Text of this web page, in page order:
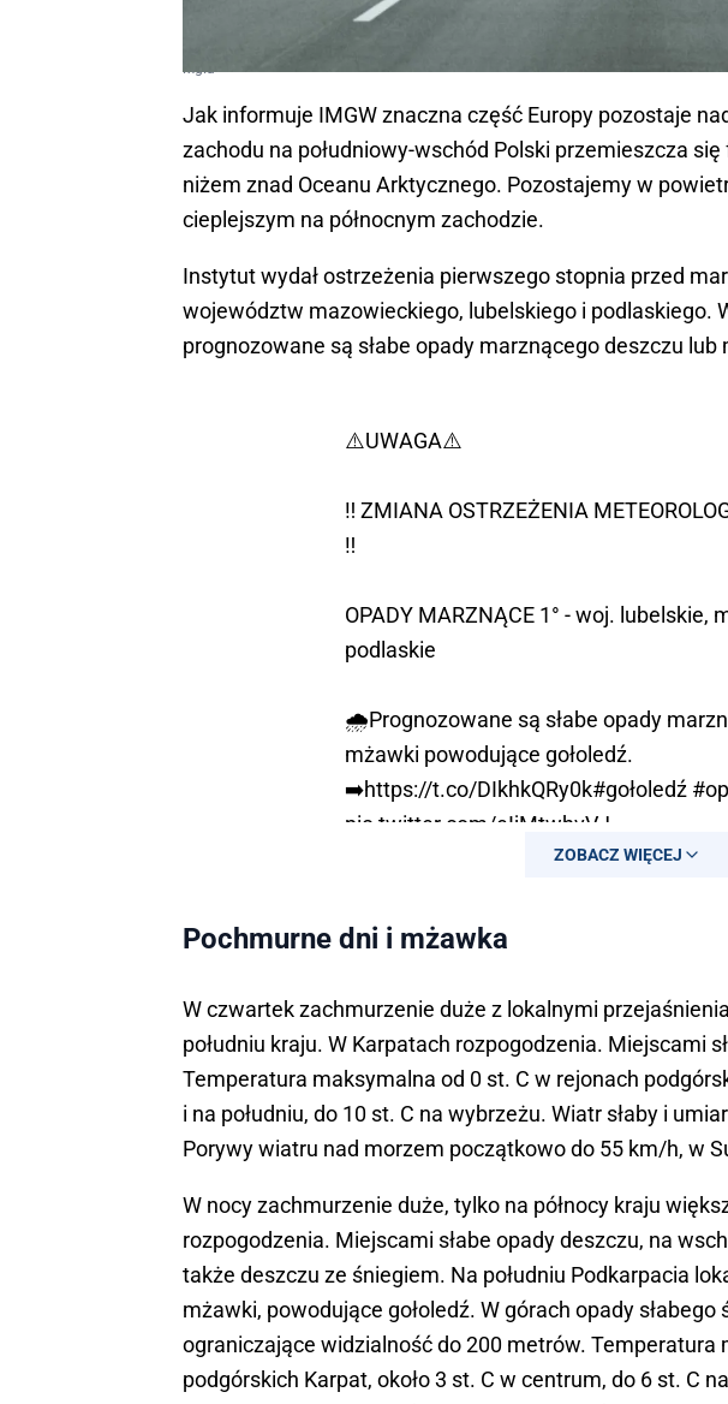
Mgła
Jak informuje IMGW znaczna część Europy pozostaje
zachodu na południowy-wschód Polski przemieszcza
niżem znad Oceanu Arktycznego. Pozostajemy w
cieplejszym na północnym zachodzie.
Instytut wydał ostrzeżenia pierwszego stopnia przed
województw mazowieckiego, lubelskiego i podlaskiego.
prognozowane są słabe opady marznącego deszczu lub
⚠️UWAGA⚠️
‼️ ZMIANA OSTRZEŻENIA
‼️
OPADY MARZNĄCE 1° - woj. lubelskie,
podlaskie
🌧️Prognozowane są słabe opady
mżawki powodujące gołoledź.
➡️https://t.co/DIkhkQRy0k#gołoledź
pic.twitter.com/eIjMtwhvVJ
ZOBACZ WIĘCEJ
Pochmurne dni i mżawka
W czwartek zachmurzenie duże z lokalnymi
południu kraju. W Karpatach rozpogodzenia. Miejscami
Temperatura maksymalna od 0 st. C w rejonach
i na południu, do 10 st. C na wybrzeżu. Wiatr słaby i
Porywy wiatru nad morzem początkowo do 55 km/h, w
W nocy zachmurzenie duże, tylko na północy kraju
rozpogodzenia. Miejscami słabe opady deszczu, na
także deszczu ze śniegiem. Na południu Podkarpacia
mżawki, powodujące gołoledź. W górach opady słabego
ograniczające widzialność do 200 metrów. Temperatura
podgórskich Karpat, około 3 st. C w centrum, do 6 st. C